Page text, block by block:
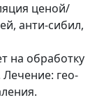
ценой/
анти-сибил,
на обработку
гео-